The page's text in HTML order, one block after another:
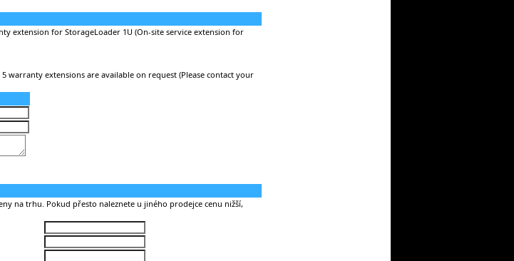
extension for StorageLoader 1U (On-site service extension for
warranty extensions are available on request (Please contact your
na trhu. Pokud přesto naleznete u jiného prodejce cenu nižší,